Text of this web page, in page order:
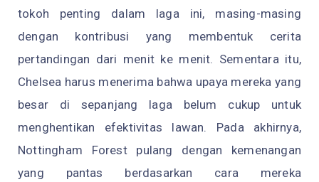
tokoh penting dalam laga ini, masing-masing
dengan kontribusi yang membentuk cerita
pertandingan dari menit ke menit. Sementara itu,
Chelsea harus menerima bahwa upaya mereka yang
besar di sepanjang laga belum cukup untuk
menghentikan efektivitas lawan. Pada akhirnya,
Nottingham Forest pulang dengan kemenangan
yang pantas berdasarkan cara mereka